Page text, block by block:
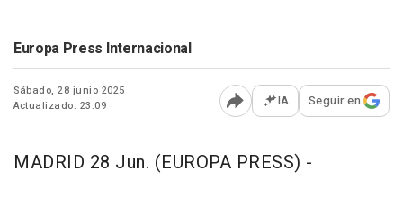
Europa Press Internacional
Sábado, 28 junio 2025
Actualizado: 23:09
Abrir opciones para
IA Seguir en
MADRID 28 Jun. (EUROPA PRESS) -